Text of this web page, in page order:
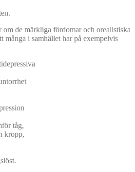
de märkliga fördomar och orealistiska
många i samhället har på exempelvis
tåg,
kropp,